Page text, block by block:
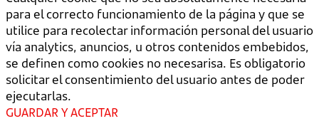
para el correcto funcionamiento de la página y que se
utilice para recolectar información personal del usuario
vía analytics, anuncios, u otros contenidos embebidos,
se definen como cookies no necesarisa. Es obligatorio
solicitar el consentimiento del usuario antes de poder
ejecutarlas.
GUARDAR Y ACEPTAR